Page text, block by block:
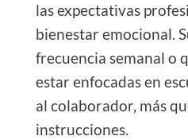
las expectativas
bienestar emocional.
frecuencia semanal o
estar enfocadas en
al colaborador, más
instrucciones.